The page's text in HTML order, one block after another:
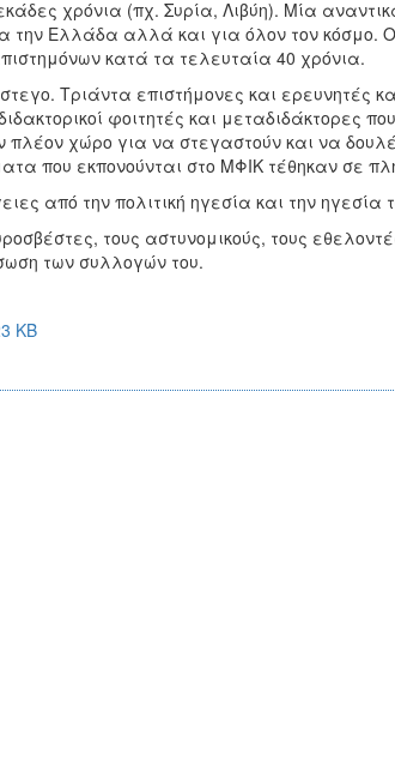
χρόνια (πχ. Συρία, Λιβύη). Μία
την Ελλάδα αλλά και για όλον τον κόσμο.
κατά τα τελευταία 40 χρόνια.
Τριάντα επιστήμονες και ερευνητές
φοιτητές και μεταδιδάκτορες
πλέον χώρο για να στεγαστούν και να
που εκπονούνται στο ΜΦΙΚ τέθηκαν σε
από την πολιτική ηγεσία και την ηγεσία
τους αστυνομικούς, τους
των συλλογών του.
KB